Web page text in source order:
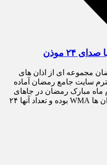
۲۴ موذن
مجموعه ای از اذان های
سایت جامع رمضان آماده
ماه مبارک رمضان در جاهای
مختلف استفاده کنید. فرمت این اذان ها WMA بوده و تعداد آنها ۲۴